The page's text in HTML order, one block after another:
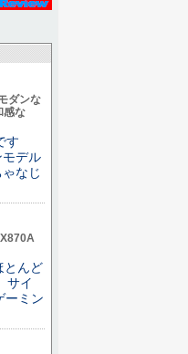
ダンな
感な
す
デル
なじ
とんど
サイ
ーミン